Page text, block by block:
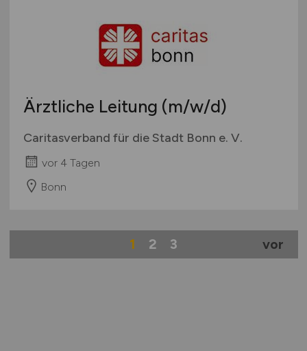
Ärztliche Leitung (m/w/d)
Caritasverband für die Stadt Bonn e. V.
vor 4 Tagen
Bonn
1 2 3 vor